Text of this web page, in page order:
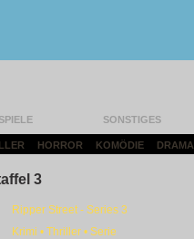
SPIELE SONSTIGES
HORROR KOMÖDIE DRAMA
3
Ripper Street - Series 3
Krimi • Thriller • Serie